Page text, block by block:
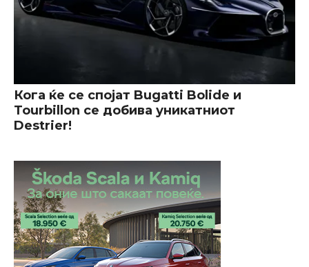
Кога ќе се спојат Bugatti Bolide и
Tourbillon се добива уникатниот
Destrier!